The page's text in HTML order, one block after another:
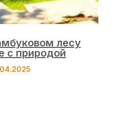
лесу
с природой